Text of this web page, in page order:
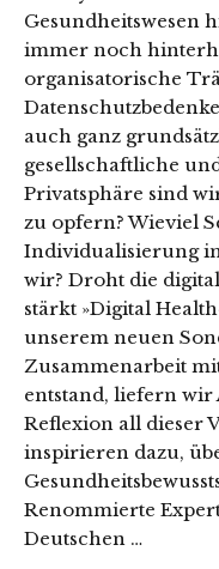
Gesundheitswesen
immer noch
organisatorische
auch ganz
gesellschaftliche
Privatsphäre sind
zu opfern? Wieviel
Individualisierung
wir? Droht die
stärkt »Digital
unserem neuen
Zusammenarbeit
entstand, liefern
Reflexion all dieser
inspirieren dazu,
Renommierte
Deutschen …